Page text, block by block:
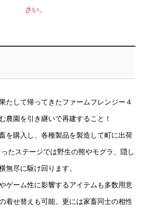
さい。
たして帰ってきたファームフレンジー４
農園を引き継いで再建すること！
を購入し、各種製品を製造して町に出荷
たステージでは野生の熊やモグラ、隠し
無尽に駆け回ります。
ゲーム性に影響するアイテムも多数用意
着せ替えも可能。更には家畜同士の相性